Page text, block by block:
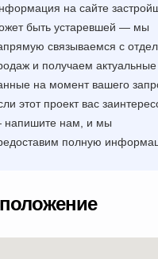
на сайте
быть устаревшей — мы
связываемся с
и получаем актуальные
на момент вашего
этот проект вас
нам, и мы
полную